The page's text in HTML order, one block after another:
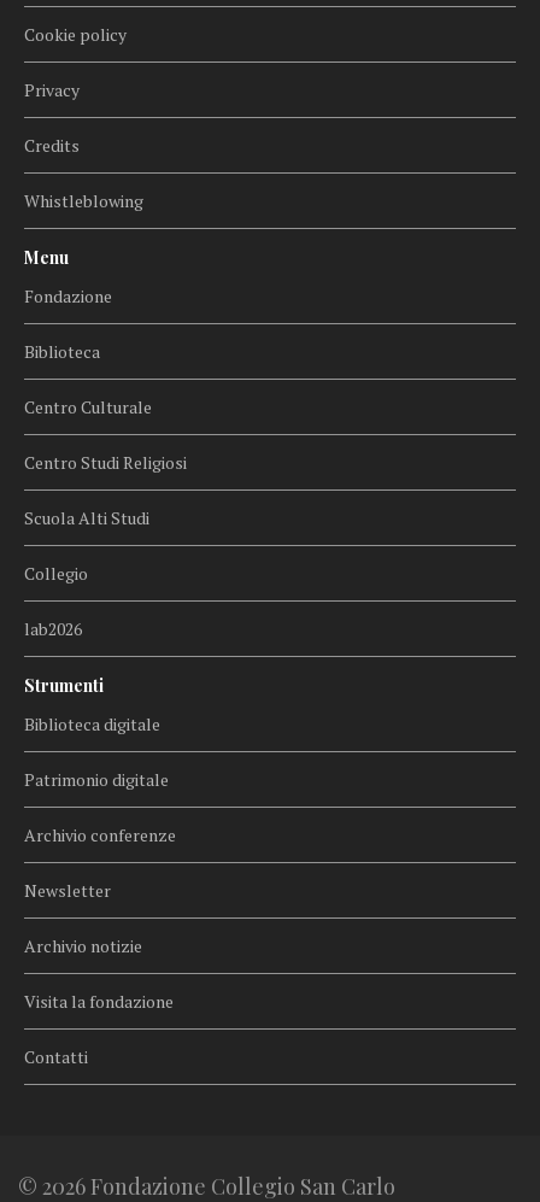
Cookie policy
Privacy
Credits
Whistleblowing
Menu
Fondazione
Biblioteca
Centro Culturale
Centro Studi Religiosi
Scuola Alti Studi
Collegio
lab2026
Strumenti
Biblioteca digitale
Patrimonio digitale
Archivio conferenze
Newsletter
Archivio notizie
Visita la fondazione
Contatti
© 2026 Fondazione Collegio San Carlo